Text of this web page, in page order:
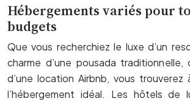
Hébergements variés pour
budgets
Que vous recherchiez le luxe d’un
charme d’une pousada traditionnelle,
d’une location Airbnb, vous
l’hébergement idéal. Les hôtels de